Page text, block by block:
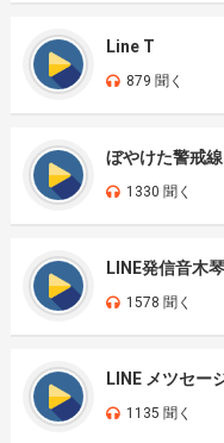
Line T
879 聞く
ぼやけた警戒線
1330 聞く
LINE発信音木琴
1578 聞く
LINE メツセー
1135 聞く